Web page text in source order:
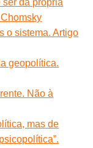
o sistema. Artigo
geopolítica.
Não à
mas de